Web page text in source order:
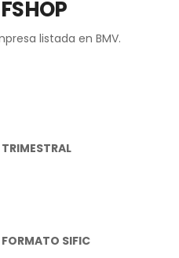
listada en BMV.
SIFIC